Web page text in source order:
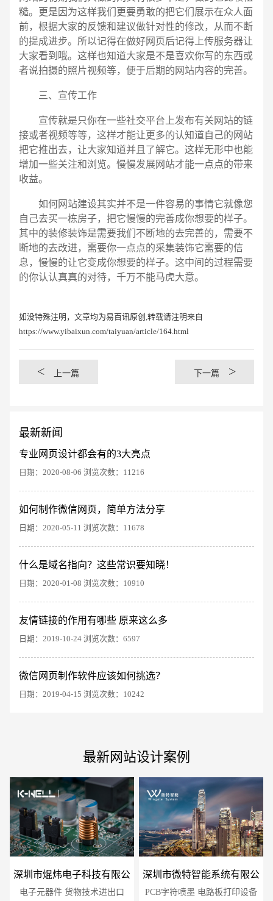
糙。更是因为这样我们更要勇敢的把它们展示在众人面
前，根据大家的反馈和建议做针对性的修改，从而不断
的提成进步。所以记得在做好网页后记得上传服务器让
大家看到哦。这样也知道大家是不是喜欢你写的东西或
者说拍摄的照片视频等，便于后期的网站内容的完善。
三、宣传工作
宣传就是只你在一些社交平台上发布有关网站的链
接或者视频等等，这样才能让更多的认知道自己的网站
把它推出去，让大家知道并且了解它。这样无形中也能
增加一些关注和浏览。慢慢发展网站才能一点点的带来
收益。
如何网站建设其实并不是一件容易的事情它就像您
自己去买一栋房子，把它慢慢的完善成你想要的样子。
其中的装修装饰是需要我们不断地的去完善的，需要不
断地的去改进，需要你一点点的采集装饰它需要的信
息，慢慢的让它变成你想要的样子。这中间的过程需要
的你认认真真的对待，千万不能马虎大意。
如没特殊注明，文章均为易百讯原创,转载请注明来自
https://www.yibaixun.com/taiyuan/article/164.html
< 上一篇 下一篇 >
最新新闻
专业网页设计都会有的3大亮点
日期：2020-08-06 浏览次数：11216
如何制作微信网页，简单方法分享
日期：2020-05-11 浏览次数：11678
什么是域名指向？这些常识要知晓！
日期：2020-01-08 浏览次数：10910
友情链接的作用有哪些 原来这么多
日期：2019-10-24 浏览次数：6597
微信网页制作软件应该如何挑选？
日期：2019-04-15 浏览次数：10242
最新网站设计案例
深圳市焜炜电子科技有限公
司
电子元器件 货物技术进出口
深圳市微特智能系统有限公
司
PCB字符喷墨 电路板打印设备
创意品牌型网站 ·
电商及系统平台开发